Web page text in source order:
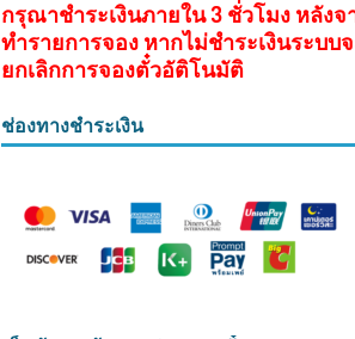
กรุณาชำระเงินภายใน 3 ชั่วโมง หลังจ
ทำรายการจอง หากไม่ชำระเงินระบบ
ยกเลิกการจองตั๋วอัติโนมัติ
ช่องทางชำระเงิน